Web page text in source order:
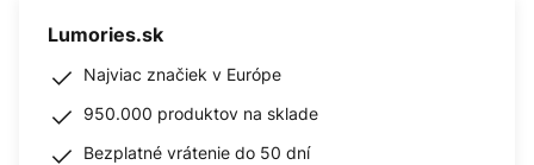
Lumories.sk
Najviac značiek v Európe
950.000 produktov na sklade
Bezplatné vrátenie do 50 dní